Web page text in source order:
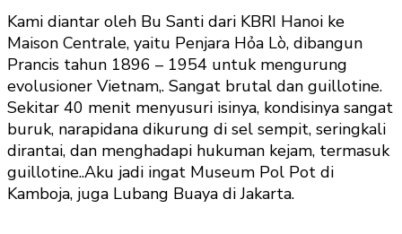
Kami diantar oleh Bu Santi dari KBRI Hanoi ke
Maison Centrale, yaitu Penjara Hỏa Lò, dibangun
Prancis tahun 1896 – 1954 untuk mengurung
evolusioner Vietnam,. Sangat brutal dan guillotine.
Sekitar 40 menit menyusuri isinya, kondisinya sangat
buruk, narapidana dikurung di sel sempit, seringkali
dirantai, dan menghadapi hukuman kejam, termasuk
guillotine..Aku jadi ingat Museum Pol Pot di
Kamboja, juga Lubang Buaya di Jakarta.